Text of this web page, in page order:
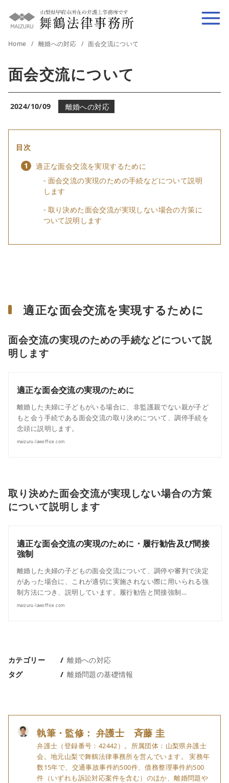
Home 離婚への対応 面会交流について
面会交流について
2024/10/09 離婚への対応
目次
適正な面会交流を実現するために
面会交流の実現のための手続などについて説明
します
取り決めた面会交流が実現しない場合の方策に
ついて説明します
適正な面会交流を実現するために
面会交流の実現のための手続などについて説
明します
適正な面会交流の実現のために
離婚した夫婦に子どもがいる場合に、非監護親でない親が子ど
もと会う手続である面会交流の取り決めについて、調停手続を
念頭に説明します。
maizuru-lawoffice.com
取り決めた面会交流が実現しない場合の方策
について説明します
適正な面会交流の実現のために・履行勧告及び間接
強制
離婚した夫婦の子どもの面会交流について、調停や審判で決定
があった場合に、これが適切に実施されない際に用いられる強
制方法につき、説明しています。履行勧告と間接強制…
maizuru-lawoffice.com
カテゴリー
離婚への対応
タグ
離婚問題の基礎情報
執筆・監修： 弁護士 斉藤 圭
弁護士（登録番号：42442）。所属団体：山梨県弁護士
会。地元山梨で舞鶴法律事務所を営んでいます。 実務年
数15年で、交通事故事件約500件、債務整理事件約500
件（いずれも訴訟対応案件を含む）のほか、離婚問題や